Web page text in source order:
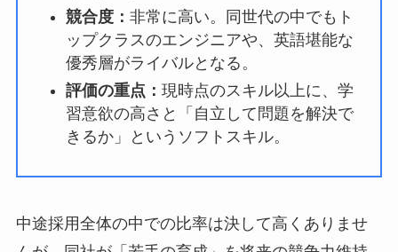
競合度： 非常に高い。同世代の中でもト
ップクラスのエンジニアや、英語堪能な
優秀層がライバルとなる。
評価の重点： 現時点のスキル以上に、学
習意欲の高さと「自立して問題を解決で
きるか」というソフトスキル。
中途採用全体の中での比率は決して高くありませ